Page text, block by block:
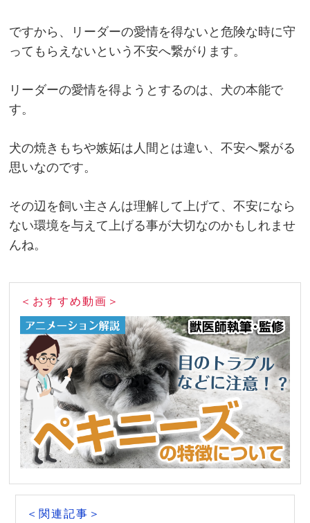
ですから、リーダーの愛情を得ないと危険な時に守
ってもらえないという不安へ繋がります。
リーダーの愛情を得ようとするのは、犬の本能で
す。
犬の焼きもちや嫉妬は人間とは違い、不安へ繋がる
思いなのです。
その辺を飼い主さんは理解して上げて、不安になら
ない環境を与えて上げる事が大切なのかもしれませ
んね。
＜おすすめ動画＞
＜関連記事＞